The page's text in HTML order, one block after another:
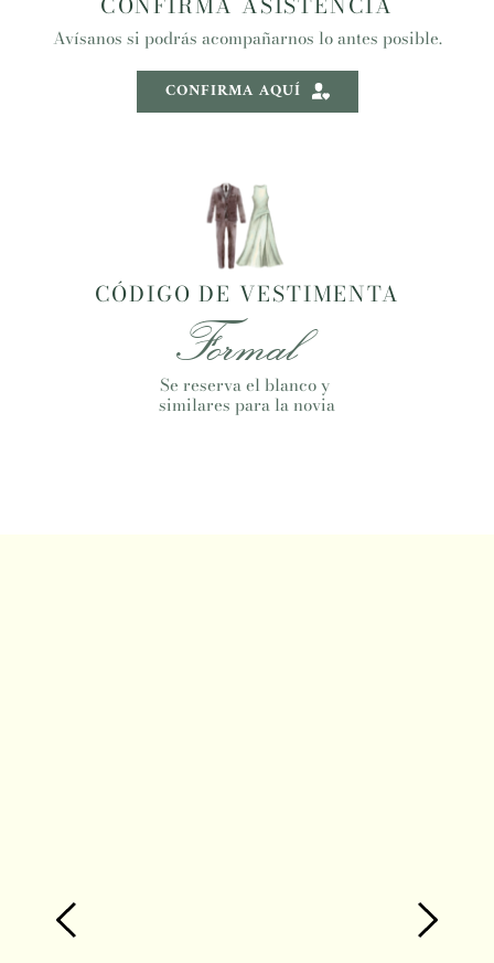
Avísanos si podrás acompañarnos lo antes posible.
CONFIRMA AQUÍ
CÓDIGO DE VESTIMENTA
Formal
Se reserva el blanco y
similares para la novia